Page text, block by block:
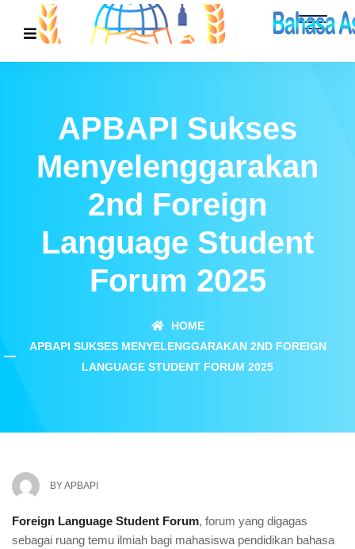
APBAPI Sukses
Menyelenggarakan
2nd Foreign
Language Student
Forum 2025
HOME
APBAPI SUKSES MENYELENGGARAKAN 2ND FOREIGN
LANGUAGE STUDENT FORUM 2025
BYAPBAPI
Foreign Language Student Forum, forum yang digagas
sebagai ruang temu ilmiah bagi mahasiswa pendidikan bahasa